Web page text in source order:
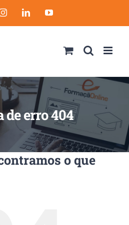
InstagramLinkedInYouTube
de erro 404
o que